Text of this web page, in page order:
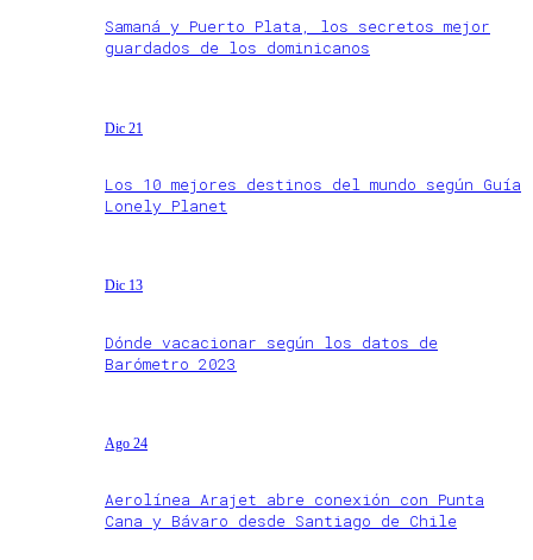
Samaná y Puerto Plata, los secretos mejor
guardados de los dominicanos
Dic 21
Los 10 mejores destinos del mundo según Guía
Lonely Planet
Dic 13
Dónde vacacionar según los datos de
Barómetro 2023
Ago 24
Aerolínea Arajet abre conexión con Punta
Cana y Bávaro desde Santiago de Chile